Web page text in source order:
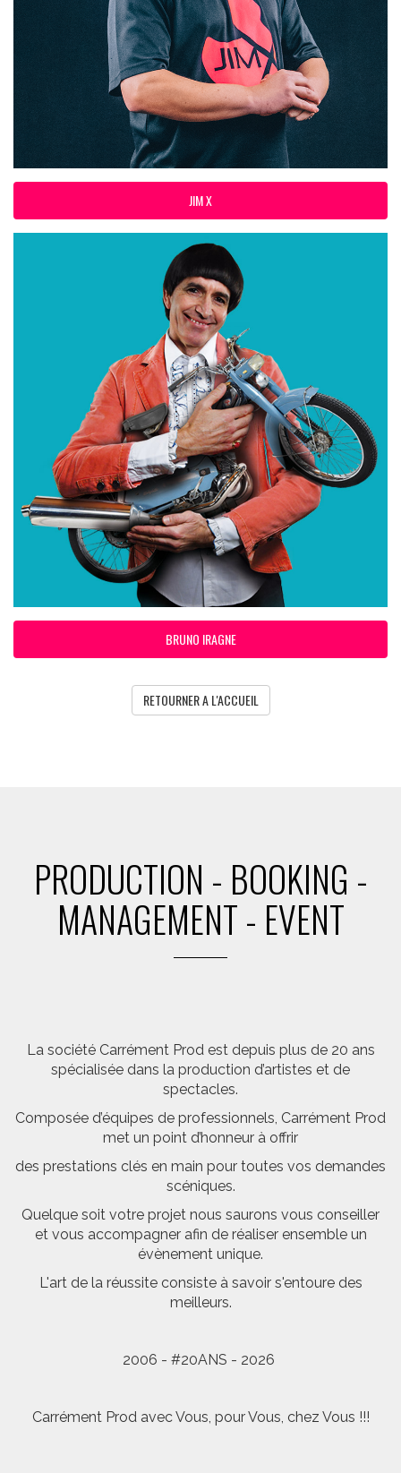
JIM X
BRUNO IRAGNE
RETOURNER A L'ACCUEIL
PRODUCTION - BOOKING -
MANAGEMENT - EVENT
La société Carrément Prod est depuis plus de 20 ans
spécialisée dans la production d’artistes et de
spectacles.
Composée d’équipes de professionnels, Carrément Prod
met un point d’honneur à offrir
des prestations clés en main pour toutes vos demandes
scéniques.
Quelque soit votre projet nous saurons vous conseiller
et vous accompagner afin de réaliser ensemble un
évènement unique.
L'art de la réussite consiste à savoir s'entoure des
meilleurs.
2006 - #20ANS - 2026
Carrément Prod avec Vous, pour Vous, chez Vous !!!